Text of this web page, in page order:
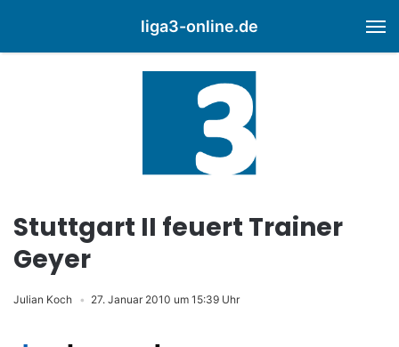
liga3-online.de
Stuttgart II feuert Trainer
Geyer
Julian Koch 27. Januar 2010 um 15:39 Uhr